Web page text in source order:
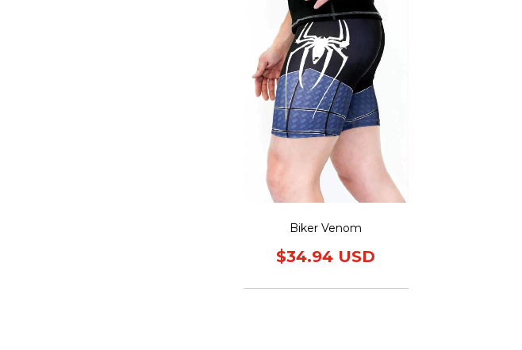
Biker Venom
$34.94 USD